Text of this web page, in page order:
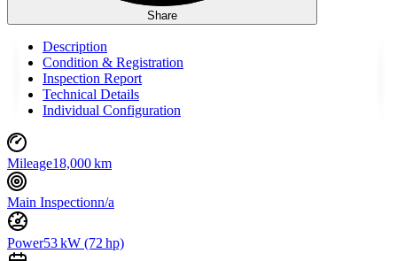
Share
Description
Condition & Registration
Inspection Report
Technical Details
Individual Configuration
Mileage18,000 km
Main Inspectionn/a
Power53 kW (72 hp)